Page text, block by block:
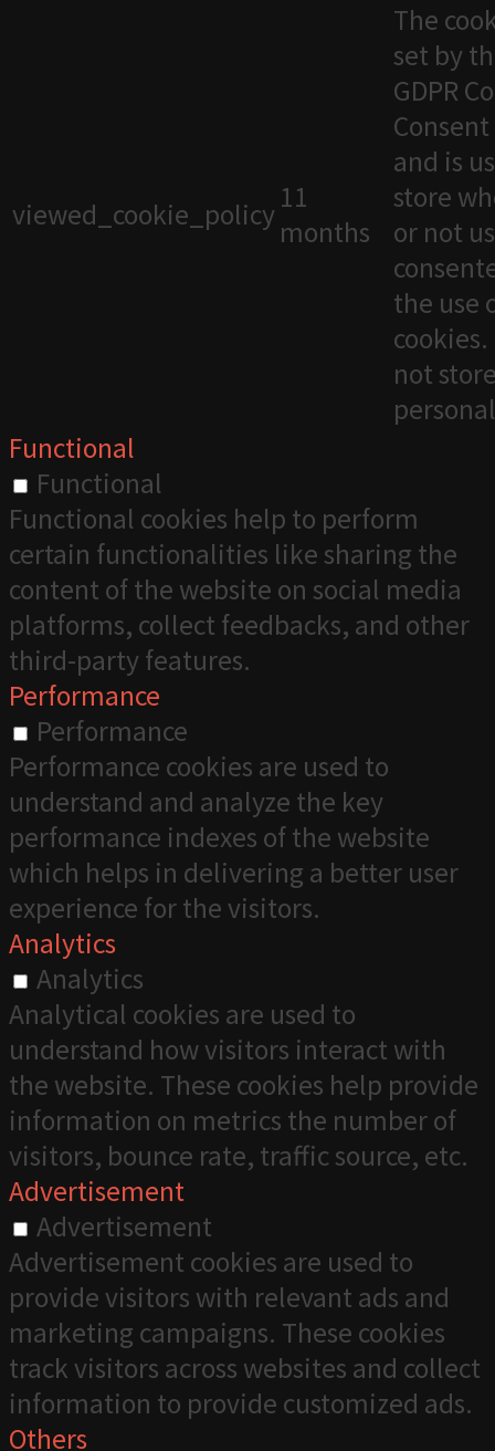
viewed_cookie_policy 11
months
The
set by
GDPR
and is
store
or not
the use
not
Functional
Functional
Functional cookies help to perform
certain functionalities like sharing the
content of the website on social media
platforms, collect feedbacks, and other
third-party features.
Performance
Performance
Performance cookies are used to
understand and analyze the key
performance indexes of the website
which helps in delivering a better user
experience for the visitors.
Analytics
Analytics
Analytical cookies are used to
understand how visitors interact with
the website. These cookies help provide
information on metrics the number of
visitors, bounce rate, traffic source, etc.
Advertisement
Advertisement
Advertisement cookies are used to
provide visitors with relevant ads and
marketing campaigns. These cookies
track visitors across websites and collect
information to provide customized ads.
Others